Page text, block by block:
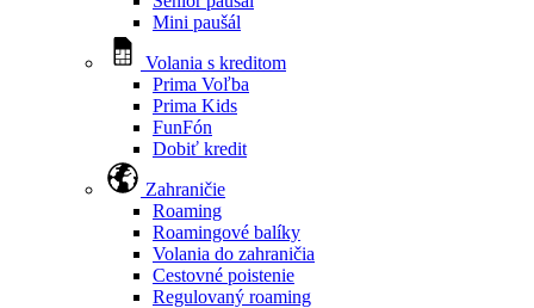
Mini paušál
Volania s kreditom
Prima Voľba
Prima Kids
FunFón
Dobiť kredit
Zahraničie
Roaming
Roamingové balíky
Volania do zahraničia
Cestovné poistenie
Regulovaný roaming